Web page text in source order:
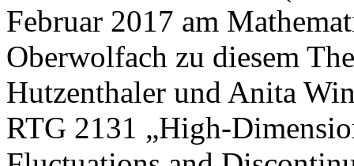
Februar 2017 am
Oberwolfach zu diesem
Hutzenthaler und Anita
RTG 2131 „High-